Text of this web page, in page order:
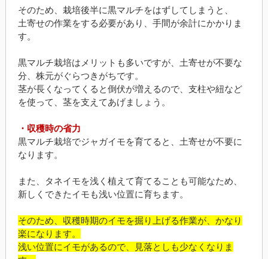
そのため、栽培後半に黒マルチをはずしてしまうと、
土寄せの作業をする必要があり、手間が余計にかかりま
す。
黒マルチ栽培はメリットも多いですが、土寄せが不要な
分、株元がぐらつきがちです。
茎が長くなってくると倒伏が増えるので、支柱や紐など
を使って、茎を支えてあげましょう。
・収穫時の省力
黒マルチ栽培でジャガイモを育てると、土寄せが不要に
なります。
また、タネイモを浅く植えて育てることも可能なため、
新しくできたイモも浅い位置に育ちます。
そのため、収穫時期のイモを掘り上げる作業が、かなり
楽になります。
浅い位置にイモがあるので、見落としも少なくなりま